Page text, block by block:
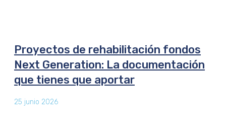
Proyectos de rehabilitación fondos
Next Generation: La documentación
que tienes que aportar
25 junio 2026